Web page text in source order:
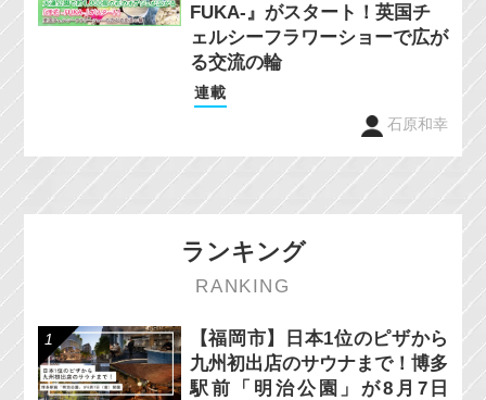
FUKA-』がスタート！英国チ
ェルシーフラワーショーで広が
る交流の輪
連載
石原和幸
ランキング
RANKING
【福岡市】日本1位のピザから
九州初出店のサウナまで！博多
駅前「明治公園」が8月7日